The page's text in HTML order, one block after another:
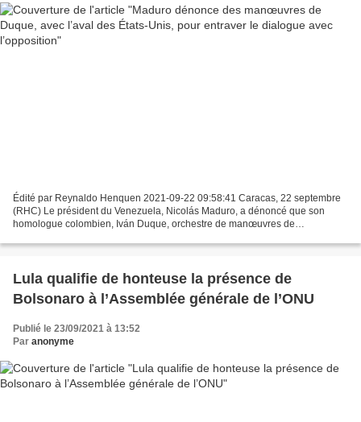
Édité par Reynaldo Henquen 2021-09-22 09:58:41 Caracas, 22 septembre
(RHC) Le président du Venezuela, Nicolás Maduro, a dénoncé que son
homologue colombien, Iván Duque, orchestre de manœuvres de
Lula qualifie de honteuse la présence de
Bolsonaro à l’Assemblée générale de l’ONU
Publié le 23/09/2021 à 13:52
Par anonyme